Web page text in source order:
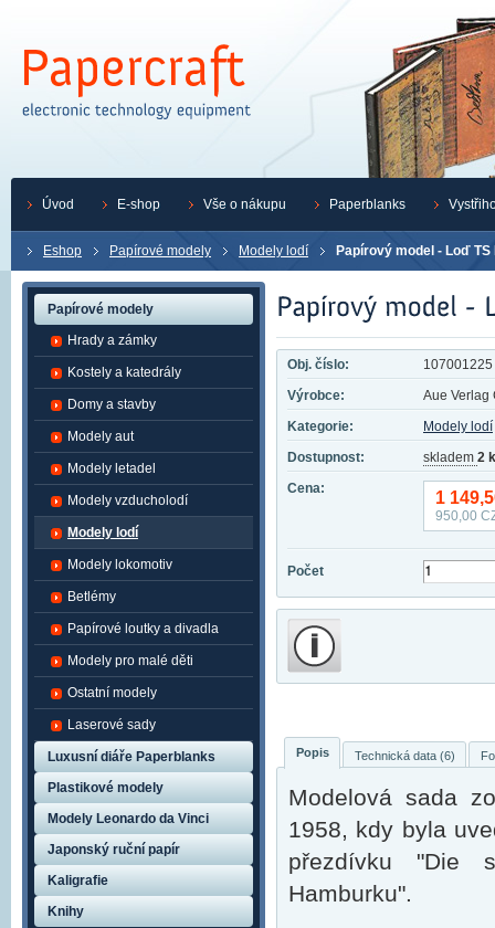
Eshop Papírové modely Modely lodí Papírový model - Loď
Obj. číslo:
107001225
Výrobce:
Aue Verlag
Kategorie:
Modely lodí
Dostupnost:
skladem 2
Cena:
1
950,00
Počet
Popis Technická data (6)
Modelová sada
1958, kdy byla
přezdívku "Die
Hamburku".
Papírové modely
Hrady a zámky
Kostely a katedrály
Domy a stavby
Modely aut
Modely letadel
Modely vzducholodí
Modely lodí
Modely lokomotiv
Betlémy
Papírové loutky a divadla
Modely pro malé děti
Ostatní modely
Laserové sady
Luxusní diáře Paperblanks
Plastikové modely
Modely Leonardo da Vinci
Japonský ruční papír
Kaligrafie
Knihy
Úvod E-shop Vše o nákupu Paperblanks